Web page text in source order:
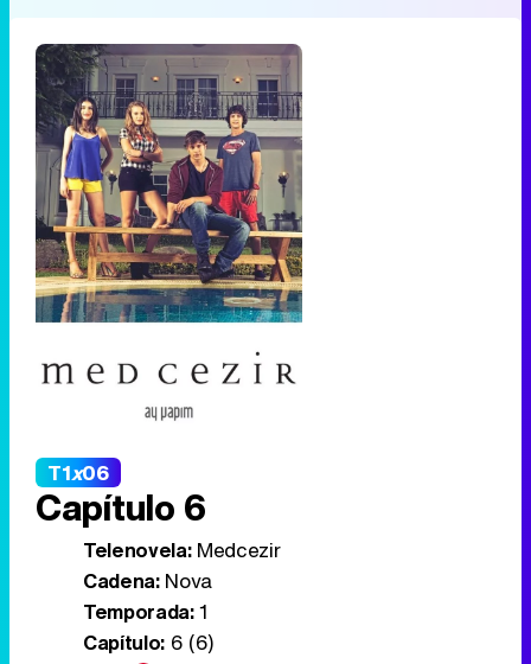
T1x06
Capítulo 6
Telenovela:Medcezir
Cadena:Nova
Temporada:1
Capítulo:6 (6)